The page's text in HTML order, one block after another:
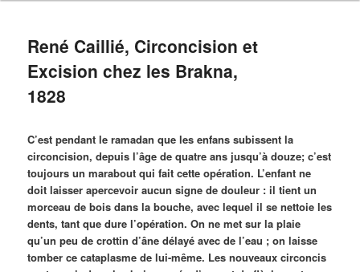
René Caillié, Circoncision et
Excision chez les Brakna,
1828
C’est pendant le ramadan que les enfans subissent la
circoncision, depuis l’âge de quatre ans jusqu’à douze; c’est
toujours un marabout qui fait cette opération. L’enfant ne
doit laisser apercevoir aucun signe de douleur : il tient un
morceau de bois dans la bouche, avec lequel il se nettoie les
dents, tant que dure l’opération. On ne met sur la plaie
qu’un peu de crottin d’âne délayé avec de l’eau ; on laisse
tomber ce cataplasme de lui-même. Les nouveaux circoncis